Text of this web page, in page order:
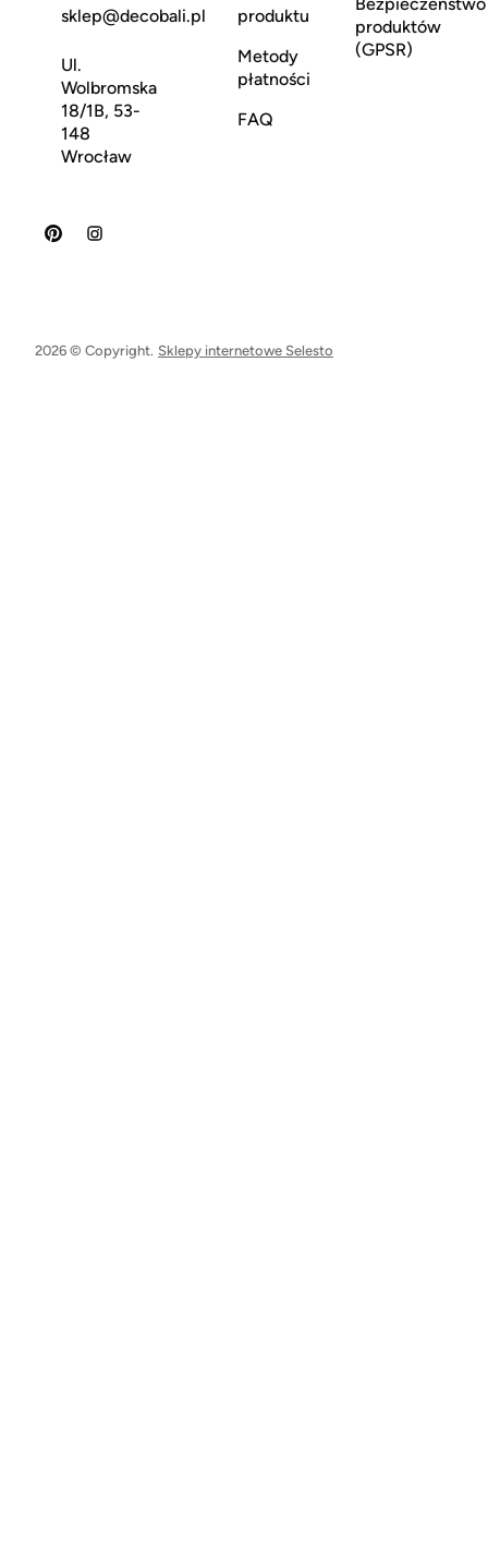
sklep@decobali.pl
Ul.
Wolbromska
18/1B, 53-
148
Wrocław
produktu
Metody
płatności
FAQ
Bezpieczeństwo
produktów
(GPSR)
2026 © Copyright. Sklepy internetowe Selesto